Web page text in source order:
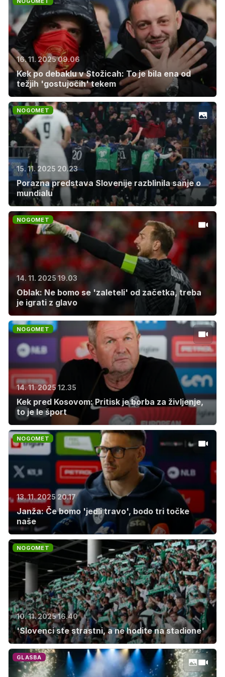
16. 11. 2025 09.06
Kek po debaklu v Stožicah: To je bila ena od
težjih 'gostujočih' tekem
NOGOMET
15. 11. 2025 20.23
Porazna predstava Slovenije razblinila sanje o
mundialu
NOGOMET
14. 11. 2025 19.03
Oblak: Ne bomo se 'zaleteli' od začetka, treba
je igrati z glavo
NOGOMET
14. 11. 2025 12.35
Kek pred Kosovom: Pritisk je borba za življenje,
to je le šport
NOGOMET
13. 11. 2025 20.17
Janža: Če bomo 'jedli travo', bodo tri točke
naše
NOGOMET
10. 11. 2025 16.40
'Slovenci ste strastni, a ne hodite na stadione'
GLASBA